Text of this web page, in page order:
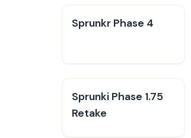
Sprunkr Phase 4
Sprunki Phase 1.75
Retake